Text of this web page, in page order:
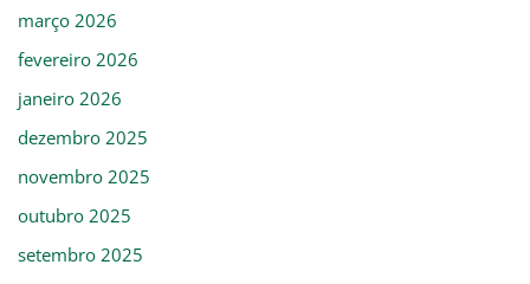
março 2026
fevereiro 2026
janeiro 2026
dezembro 2025
novembro 2025
outubro 2025
setembro 2025